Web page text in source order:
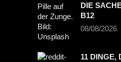
DIE
B12
08/08/2026
11 DINGE,